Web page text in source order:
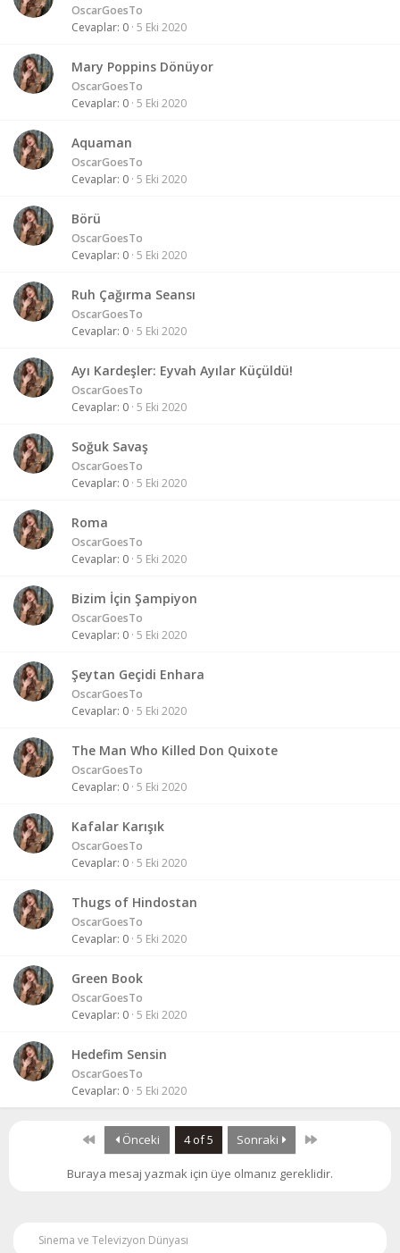
OscarGoesTo
Cevaplar 0 5 Eki 2020
Mary Poppins Dönüyor
OscarGoesTo
Cevaplar 0 5 Eki 2020
Aquaman
OscarGoesTo
Cevaplar 0 5 Eki 2020
Börü
OscarGoesTo
Cevaplar 0 5 Eki 2020
Ruh Çağırma Seansı
OscarGoesTo
Cevaplar 0 5 Eki 2020
Ayı Kardeşler: Eyvah Ayılar Küçüldü!
OscarGoesTo
Cevaplar 0 5 Eki 2020
Soğuk Savaş
OscarGoesTo
Cevaplar 0 5 Eki 2020
Roma
OscarGoesTo
Cevaplar 0 5 Eki 2020
Bizim İçin Şampiyon
OscarGoesTo
Cevaplar 0 5 Eki 2020
Şeytan Geçidi Enhara
OscarGoesTo
Cevaplar 0 5 Eki 2020
The Man Who Killed Don Quixote
OscarGoesTo
Cevaplar 0 5 Eki 2020
Kafalar Karışık
OscarGoesTo
Cevaplar 0 5 Eki 2020
Thugs of Hindostan
OscarGoesTo
Cevaplar 0 5 Eki 2020
Green Book
OscarGoesTo
Cevaplar 0 5 Eki 2020
Hedefim Sensin
OscarGoesTo
Cevaplar 0 5 Eki 2020
First Önceki 4 of 5 Sonraki Last
Buraya mesaj yazmak için üye olmanız gereklidir.
Sinema ve Televizyon Dünyası